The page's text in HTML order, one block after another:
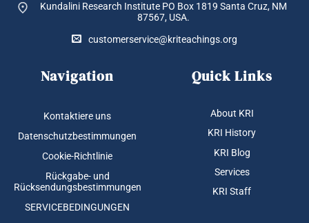
Kundalini Research Institute PO Box 1819 Santa Cruz, NM
87567, USA.
customerservice@kriteachings.org
Navigation
Kontaktiere uns
Datenschutzbestimmungen
Cookie-Richtlinie
Rückgabe- und
Rücksendungsbestimmungen
SERVICEBEDINGUNGEN
Quick Links
About KRI
KRI History
KRI Blog
Services
KRI Staff